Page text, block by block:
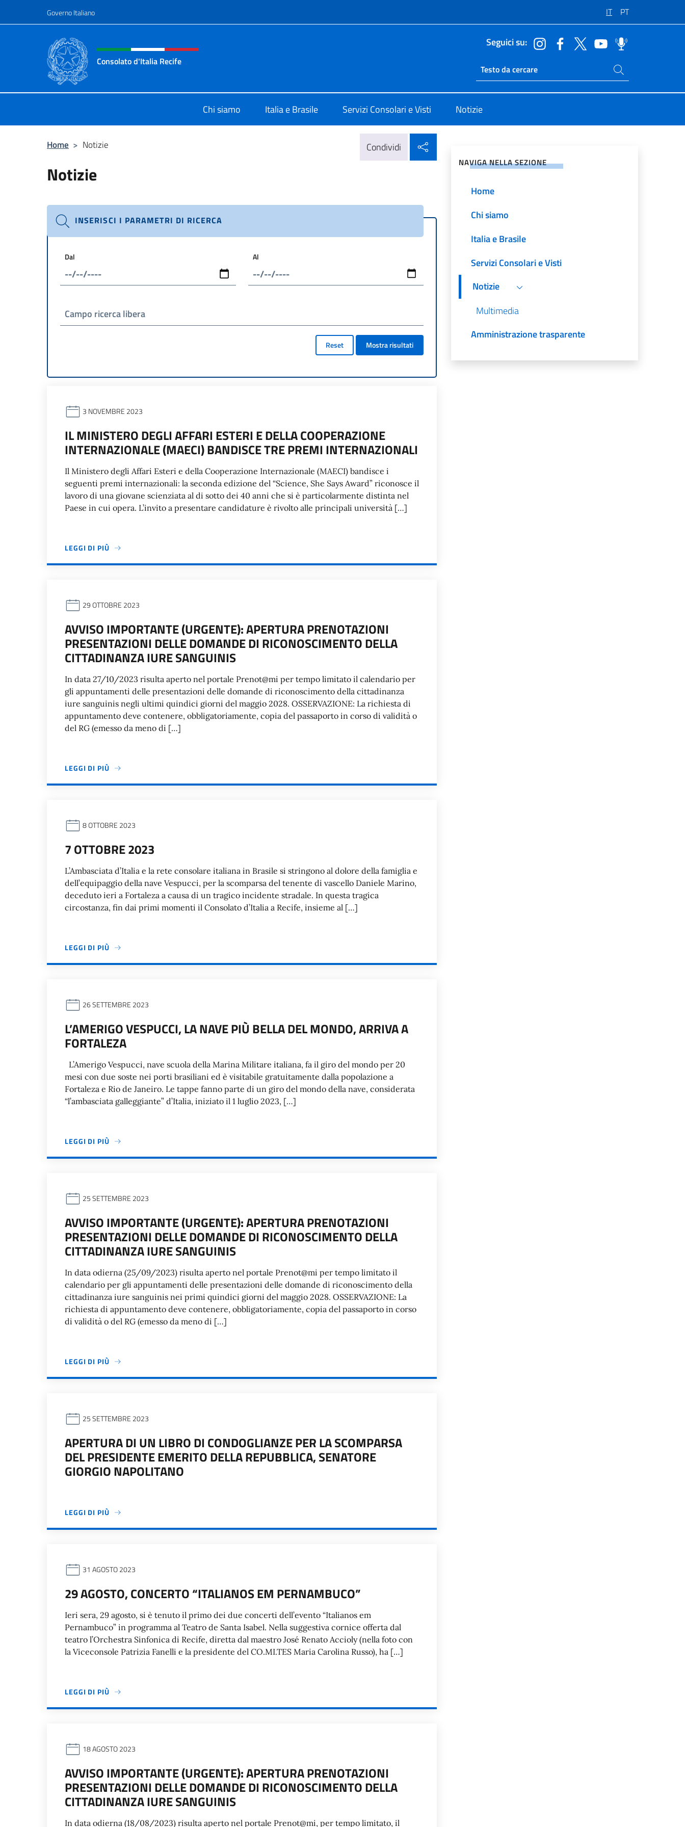
Governo Italiano IT PT
Intestazione sito, social e menù
Consolato d'Italia Recife
Seguici su:
Ricerca sito live
Cerca nel sito
Chi siamo Italia e Brasile Servizi Consolari e Visti Notizie
Home > Notizie Condividi
Notizie
INSERISCI I PARAMETRI DI RICERCA
Dal Al
Campo ricerca libera
Reset Mostra risultati
3 NOVEMBRE 2023
IL MINISTERO DEGLI AFFARI ESTERI E DELLA COOPERAZIONE
INTERNAZIONALE (MAECI) BANDISCE TRE PREMI INTERNAZIONALI
Il Ministero degli Affari Esteri e della Cooperazione Internazionale (MAECI) bandisce i
seguenti premi internazionali: la seconda edizione del “Science, She Says Award” riconosce il
lavoro di una giovane scienziata al di sotto dei 40 anni che si è particolarmente distinta nel
Paese in cui opera. L’invito a presentare candidature è rivolto alle principali università […]
LEGGI DI PIÙ
29 OTTOBRE 2023
AVVISO IMPORTANTE (URGENTE): APERTURA PRENOTAZIONI
PRESENTAZIONI DELLE DOMANDE DI RICONOSCIMENTO DELLA
CITTADINANZA IURE SANGUINIS
In data 27/10/2023 risulta aperto nel portale Prenot@mi per tempo limitato il calendario per
gli appuntamenti delle presentazioni delle domande di riconoscimento della cittadinanza
iure sanguinis negli ultimi quindici giorni del maggio 2028. OSSERVAZIONE: La richiesta di
appuntamento deve contenere, obbligatoriamente, copia del passaporto in corso di validità o
del RG (emesso da meno di […]
LEGGI DI PIÙ
8 OTTOBRE 2023
7 OTTOBRE 2023
L’Ambasciata d’Italia e la rete consolare italiana in Brasile si stringono al dolore della famiglia e
dell’equipaggio della nave Vespucci, per la scomparsa del tenente di vascello Daniele Marino,
deceduto ieri a Fortaleza a causa di un tragico incidente stradale. In questa tragica
circostanza, fin dai primi momenti il Consolato d’Italia a Recife, insieme al […]
LEGGI DI PIÙ
26 SETTEMBRE 2023
L’AMERIGO VESPUCCI, LA NAVE PIÙ BELLA DEL MONDO, ARRIVA A
FORTALEZA
L’Amerigo Vespucci, nave scuola della Marina Militare italiana, fa il giro del mondo per 20
mesi con due soste nei porti brasiliani ed è visitabile gratuitamente dalla popolazione a
Fortaleza e Rio de Janeiro. Le tappe fanno parte di un giro del mondo della nave, considerata
“l’ambasciata galleggiante” d’Italia, iniziato il 1 luglio 2023, […]
LEGGI DI PIÙ
25 SETTEMBRE 2023
AVVISO IMPORTANTE (URGENTE): APERTURA PRENOTAZIONI
PRESENTAZIONI DELLE DOMANDE DI RICONOSCIMENTO DELLA
CITTADINANZA IURE SANGUINIS
In data odierna (25/09/2023) risulta aperto nel portale Prenot@mi per tempo limitato il
calendario per gli appuntamenti delle presentazioni delle domande di riconoscimento della
cittadinanza iure sanguinis nei primi quindici giorni del maggio 2028. OSSERVAZIONE: La
richiesta di appuntamento deve contenere, obbligatoriamente, copia del passaporto in corso
di validità o del RG (emesso da meno di […]
LEGGI DI PIÙ
25 SETTEMBRE 2023
APERTURA DI UN LIBRO DI CONDOGLIANZE PER LA SCOMPARSA
DEL PRESIDENTE EMERITO DELLA REPUBBLICA, SENATORE
GIORGIO NAPOLITANO
LEGGI DI PIÙ
31 AGOSTO 2023
29 AGOSTO, CONCERTO “ITALIANOS EM PERNAMBUCO”
Ieri sera, 29 agosto, si è tenuto il primo dei due concerti dell’evento “Italianos em
Pernambuco” in programma al Teatro de Santa Isabel. Nella suggestiva cornice offerta dal
teatro l’Orchestra Sinfonica di Recife, diretta dal maestro José Renato Accioly (nella foto con
la Viceconsole Patrizia Fanelli e la presidente del CO.MI.TES Maria Carolina Russo), ha […]
LEGGI DI PIÙ
18 AGOSTO 2023
AVVISO IMPORTANTE (URGENTE): APERTURA PRENOTAZIONI
PRESENTAZIONI DELLE DOMANDE DI RICONOSCIMENTO DELLA
CITTADINANZA IURE SANGUINIS
In data odierna (18/08/2023) risulta aperto nel portale Prenot@mi, per tempo limitato, il
NAVIGA NELLA SEZIONE
Home
Chi siamo
Italia e Brasile
Servizi Consolari e Visti
Notizie
Multimedia
Amministrazione trasparente